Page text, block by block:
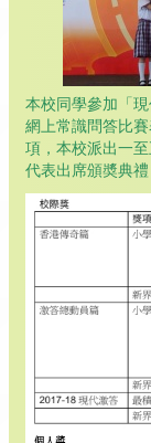
本校同學參加「現
網上常識問答比
項，本校派出一
代表出席頒奬典禮